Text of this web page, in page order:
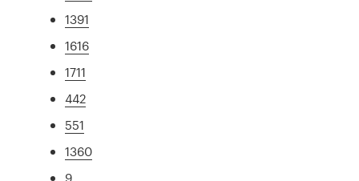
1391
1616
1711
442
551
1360
9